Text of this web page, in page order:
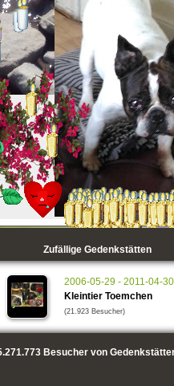
Zufällige Gedenkstätten
2006-05-29 - 2011-04-30
Kleintier Toemchen
(21.923 Besucher)
Besucher von